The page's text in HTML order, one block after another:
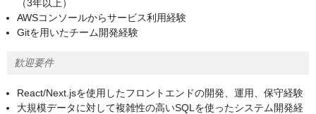
（3年以上）
AWSコンソールからサービス利用経験
Gitを用いたチーム開発経験
歓迎要件
React/Next.jsを使用したフロントエンドの開発、運用、保守経験
大規模データに対して複雑性の高いSQLを使ったシステム開発経